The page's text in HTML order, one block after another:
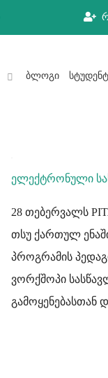
ბლოგი
ელექტრონული
28 თებერვალს
თსუ ქართულ
პროგრამის
ვორქშოპი
გამოყენებასთან